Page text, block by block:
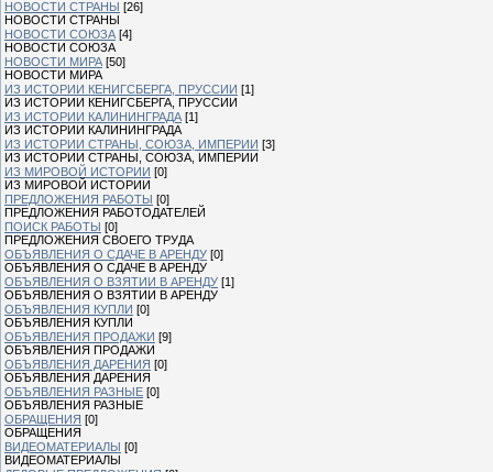
НОВОСТИ СТРАНЫ [26]
НОВОСТИ СТРАНЫ
НОВОСТИ СОЮЗА [4]
НОВОСТИ СОЮЗА
НОВОСТИ МИРА [50]
НОВОСТИ МИРА
ИЗ ИСТОРИИ КЕНИГСБЕРГА, ПРУССИИ [1]
ИЗ ИСТОРИИ КЕНИГСБЕРГА, ПРУССИИ
ИЗ ИСТОРИИ КАЛИНИНГРАДА [1]
ИЗ ИСТОРИИ КАЛИНИНГРАДА
ИЗ ИСТОРИИ СТРАНЫ, СОЮЗА, ИМПЕРИИ [3]
ИЗ ИСТОРИИ СТРАНЫ, СОЮЗА, ИМПЕРИИ
ИЗ МИРОВОЙ ИСТОРИИ [0]
ИЗ МИРОВОЙ ИСТОРИИ
ПРЕДЛОЖЕНИЯ РАБОТЫ [0]
ПРЕДЛОЖЕНИЯ РАБОТОДАТЕЛЕЙ
ПОИСК РАБОТЫ [0]
ПРЕДЛОЖЕНИЯ СВОЕГО ТРУДА
ОБЪЯВЛЕНИЯ О СДАЧЕ В АРЕНДУ [0]
ОБЪЯВЛЕНИЯ О СДАЧЕ В АРЕНДУ
ОБЪЯВЛЕНИЯ О ВЗЯТИИ В АРЕНДУ [1]
ОБЪЯВЛЕНИЯ О ВЗЯТИИ В АРЕНДУ
ОБЪЯВЛЕНИЯ КУПЛИ [0]
ОБЪЯВЛЕНИЯ КУПЛИ
ОБЪЯВЛЕНИЯ ПРОДАЖИ [9]
ОБЪЯВЛЕНИЯ ПРОДАЖИ
ОБЪЯВЛЕНИЯ ДАРЕНИЯ [0]
ОБЪЯВЛЕНИЯ ДАРЕНИЯ
ОБЪЯВЛЕНИЯ РАЗНЫЕ [0]
ОБЪЯВЛЕНИЯ РАЗНЫЕ
ОБРАЩЕНИЯ [0]
ОБРАЩЕНИЯ
ВИДЕОМАТЕРИАЛЫ [0]
ВИДЕОМАТЕРИАЛЫ